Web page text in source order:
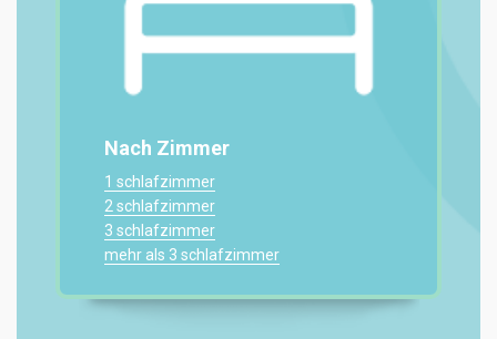
Nach Zimmer
1 schlafzimmer
2 schlafzimmer
3 schlafzimmer
mehr als 3 schlafzimmer